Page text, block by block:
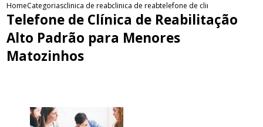
HomeCategoriasclinica de reabilitacao alto padrao
clinica de reabilitacao de alta padrao rio de
telefone de clinica de
Telefone de Clínica de Reabilitação
Alto Padrão para Menores
Matozinhos